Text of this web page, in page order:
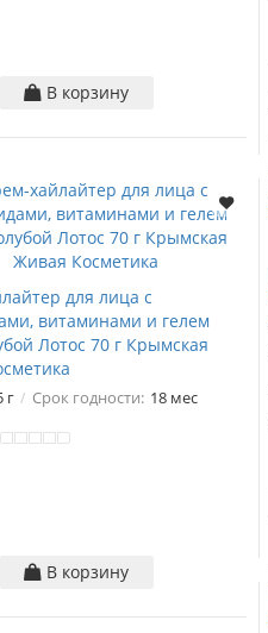
В корзину
для лица с
витаминами и гелем
Лотос 70 г Крымская
г Срок годности: 18 мес
В корзину